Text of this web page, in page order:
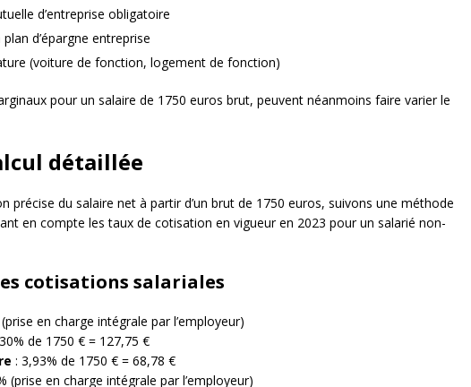
d’entreprise obligatoire
d’épargne entreprise
(voiture de fonction, logement de fonction)
pour un salaire de 1750 euros brut, peuvent néanmoins faire varier le
détaillée
précise du salaire net à partir d’un brut de 1750 euros, suivons une méthode
en compte les taux de cotisation en vigueur en 2023 pour un salarié non-
cotisations salariales
en charge intégrale par l’employeur)
de 1750 € = 127,75 €
: 3,93% de 1750 € = 68,78 €
(prise en charge intégrale par l’employeur)